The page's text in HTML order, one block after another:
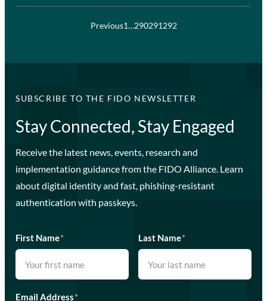
Previous1…290291292
SUBSCRIBE TO THE FIDO NEWSLETTER
Stay Connected, Stay Engaged
Receive the latest news, events, research and
implementation guidance from the FIDO Alliance. Learn
about digital identity and fast, phishing-resistant
authentication with passkeys.
First Name* Last Name*
Email Address*